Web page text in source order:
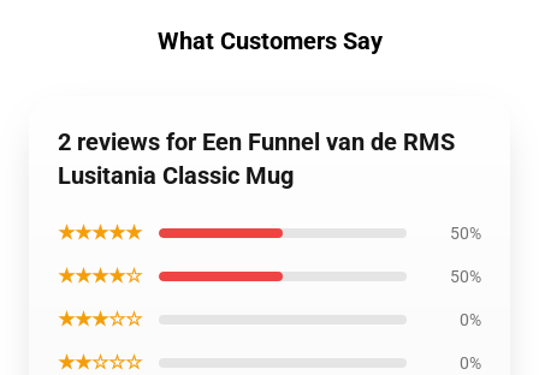
What Customers Say
2 reviews for Een Funnel van de RMS
Lusitania Classic Mug
★★★★★ 50%
★★★★☆ 50%
★★★☆☆ 0%
★★☆☆☆ 0%